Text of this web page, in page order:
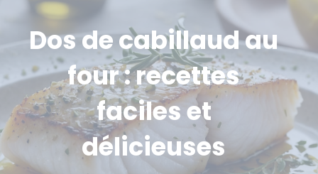
Dos de cabillaud au
four : recettes
faciles et
délicieuses